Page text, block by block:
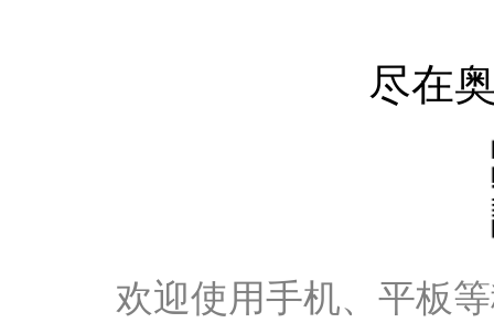
尽在
欢迎使用手机、平板